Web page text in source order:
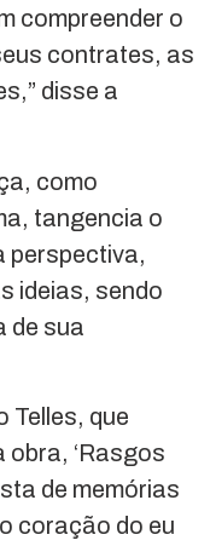
compreender o
contrates, as
disse a
como
tangencia o
perspectiva,
ideias, sendo
de sua
Telles, que
‘Rasgos
de memórias
coração do eu